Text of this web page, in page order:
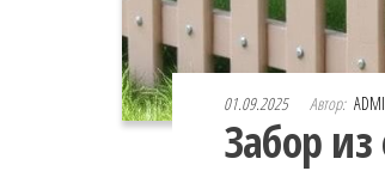
01.09.2025 Автор:
Забор